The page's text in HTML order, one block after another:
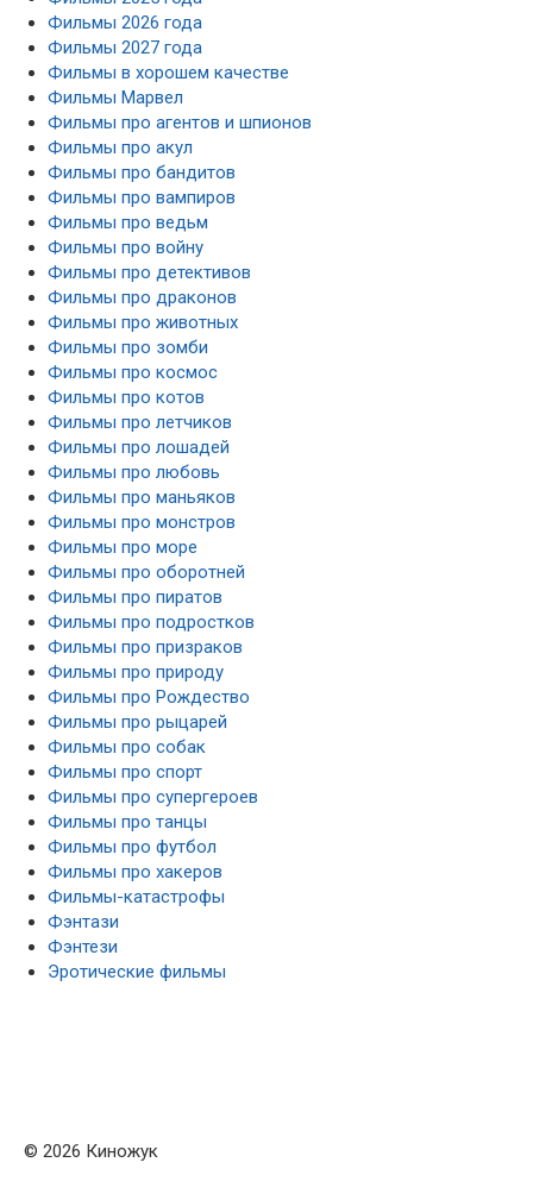
Фильмы 2026 года
Фильмы 2027 года
Фильмы в хорошем качестве
Фильмы Марвел
Фильмы про агентов и шпионов
Фильмы про акул
Фильмы про бандитов
Фильмы про вампиров
Фильмы про ведьм
Фильмы про войну
Фильмы про детективов
Фильмы про драконов
Фильмы про животных
Фильмы про зомби
Фильмы про космос
Фильмы про котов
Фильмы про летчиков
Фильмы про лошадей
Фильмы про любовь
Фильмы про маньяков
Фильмы про монстров
Фильмы про море
Фильмы про оборотней
Фильмы про пиратов
Фильмы про подростков
Фильмы про призраков
Фильмы про природу
Фильмы про Рождество
Фильмы про рыцарей
Фильмы про собак
Фильмы про спорт
Фильмы про супергероев
Фильмы про танцы
Фильмы про футбол
Фильмы про хакеров
Фильмы-катастрофы
Фэнтази
Фэнтези
Эротические фильмы
© 2026 Киножук